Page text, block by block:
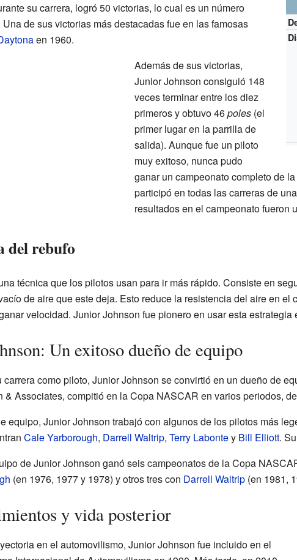
su carrera, logró 50 victorias, lo cual es un número
de sus victorias más destacadas fue en las famosas
en 1960.
Además de sus victorias,
Junior Johnson consiguió 148
veces terminar entre los diez
primeros y obtuvo 46poles(el
primer lugar en la parrilla de
salida). Aunque fue un piloto
muy exitoso, nunca pudo
ganar un campeonato completo de
participó en todas las carreras de
resultados en el campeonato fueron
del rebufo
técnica que los pilotos usan para ir más rápido. Consiste en
de aire que este deja. Esto reduce la resistencia del aire en el
velocidad. Junior Johnson fue pionero en usar esta estrategia
Un exitoso dueño de equipo
carrera como piloto, Junior Johnson se convirtió en un dueño de
& Associates, compitió en la Copa NASCAR en varios periodos,
equipo, Junior Johnson trabajó con algunos de los pilotos más
Cale Yarborough, Darrell Waltrip, Terry Labontey Bill Elliott.
de Junior Johnson ganó seis campeonatos de la Copa
(en 1976, 1977 y 1978) y otros tres con Darrell Waltrip(en 1981,
y vida posterior
en el automovilismo, Junior Johnson fue incluido en el